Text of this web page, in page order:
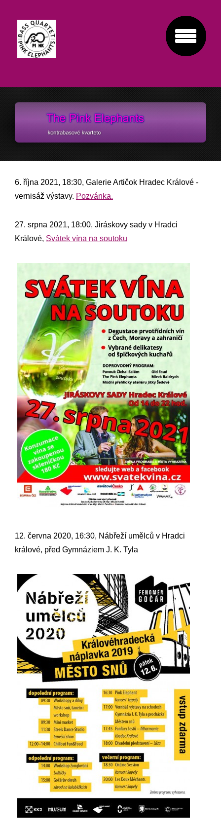
6. října 2021, 18:30, Galerie Artičok Hradec Králové -
vernisáž výstavy. Pozvánka.
27. srpna 2021, 18:00, Jiráskovy sady v Hradci
Králové, Svátek vína na soutoku
12. června 2020, 16:30, Nábřeží umělců v Hradci
králové, před Gymnáziem J. K. Tyla